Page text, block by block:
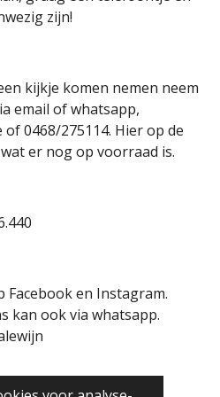
zijn!
kijkje komen nemen neem
email of whatsapp,
0468/275114. Hier op de
er nog op voorraad is.
en Instagram.
kan ook via whatsapp.